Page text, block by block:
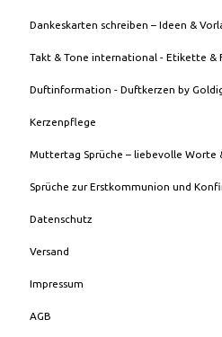
Dankeskarten schreiben – Ideen &
Takt & Tone international - Etikette &
Duftinformation - Duftkerzen by
Kerzenpflege
Muttertag Sprüche – liebevolle Worte
Sprüche zur Erstkommunion und
Datenschutz
Versand
Impressum
AGB